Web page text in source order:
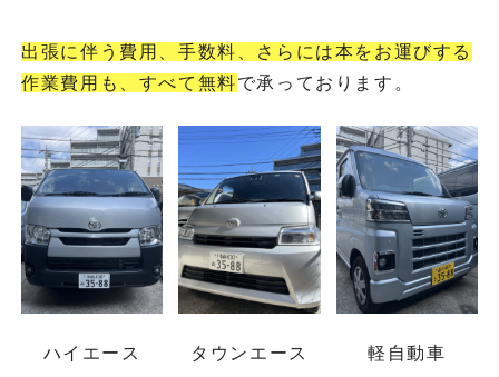
出張に伴う費用、手数料、さらには本をお運びする
作業費用も、すべて無料で承っております。
ハイエース タウンエース 軽自動車